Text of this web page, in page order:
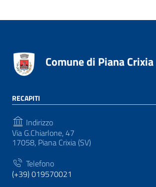
Comune di Piana Crixia
RECAPITI
Indirizzo
Via G.Chiarlone, 47
17058, Piana Crixia (SV)
Telefono
(+39) 019570021